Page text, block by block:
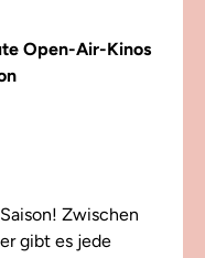
Open-Air-Kinos
Zwischen
gibt es jede